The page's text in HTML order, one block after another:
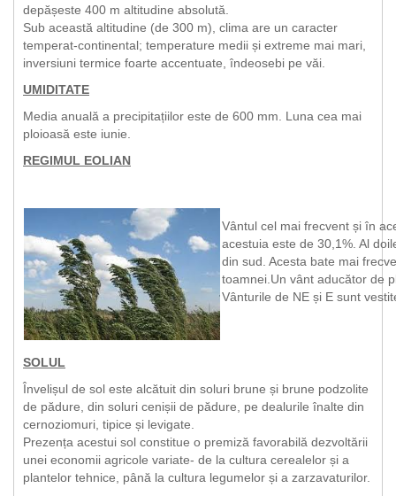
depășeste 400 m altitudine absolută.
Sub această altitudine (de 300 m), clima are un caracter
temperat-continental; temperature medii și extreme mai mari,
inversiuni termice foarte accentuate, îndeosebi pe văi.
UMIDITATE
Media anuală a precipitațiilor este de 600 mm. Luna cea mai
ploioasă este iunie.
REGIMUL EOLIAN
Vântul cel mai frecvent și în
acestuia este de 30,1%. Al
din sud. Acesta bate mai
toamnei.Un vânt aducător de
Vânturile de NE și E sunt
SOLUL
Învelișul de sol este alcătuit din soluri brune și brune podzolite
de pădure, din soluri cenișii de pădure, pe dealurile înalte din
cernoziomuri, tipice și levigate.
Prezența acestui sol constitue o premiză favorabilă dezvoltării
unei economii agricole variate- de la cultura cerealelor și a
plantelor tehnice, până la cultura legumelor și a zarzavaturilor.